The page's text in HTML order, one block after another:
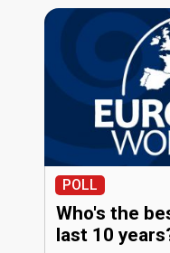
POLL
Who's the
last 10